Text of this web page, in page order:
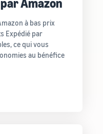
Amazon
à bas prix
Expédié par
ce qui vous
au bénéfice